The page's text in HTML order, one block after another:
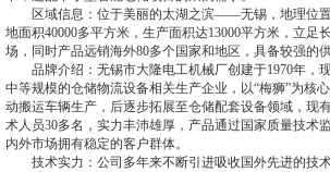
区域信息：位于美丽的太湖之滨——无锡，地理位置
地面积40000多平方米，生产面积达13000平方米，立足
场，同时产品远销海外80多个国家和地区，具备较强的
品牌介绍：无锡市大隆电工机械厂创建于1970年，
中等规模的仓储物流设备相关生产企业，以“梅狮”为核
动搬运车辆生产，后逐步拓展至仓储配套设备领域，现
术人员30多名，实力丰沛雄厚，产品通过国家质量技术
内外市场拥有稳定的客户群体。
技术实力：公司多年来不断引进吸收国外先进的技术